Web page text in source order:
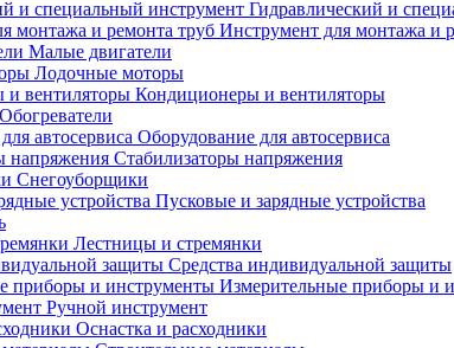
Гидравлический и
Инструмент для монтажа и
Малые двигатели
Лодочные моторы
Кондиционеры и вентиляторы
Обогреватели
Оборудование для автосервиса
Стабилизаторы напряжения
Снегоуборщики
Пусковые и зарядные устройства
Лестницы и стремянки
Средства индивидуальной защиты
Измерительные приборы и
Ручной инструмент
Оснастка и расходники